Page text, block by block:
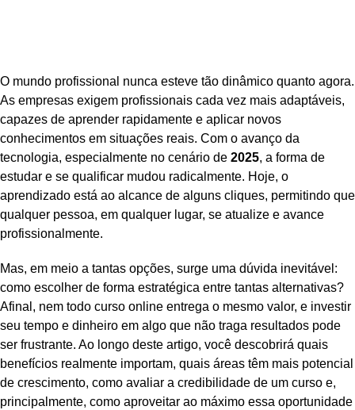
O mundo profissional nunca esteve tão dinâmico quanto agora.
As empresas exigem profissionais cada vez mais adaptáveis,
capazes de aprender rapidamente e aplicar novos
conhecimentos em situações reais. Com o avanço da
tecnologia, especialmente no cenário de 2025, a forma de
estudar e se qualificar mudou radicalmente. Hoje, o
aprendizado está ao alcance de alguns cliques, permitindo que
qualquer pessoa, em qualquer lugar, se atualize e avance
profissionalmente.
Mas, em meio a tantas opções, surge uma dúvida inevitável:
como escolher de forma estratégica entre tantas alternativas?
Afinal, nem todo curso online entrega o mesmo valor, e investir
seu tempo e dinheiro em algo que não traga resultados pode
ser frustrante. Ao longo deste artigo, você descobrirá quais
benefícios realmente importam, quais áreas têm mais potencial
de crescimento, como avaliar a credibilidade de um curso e,
principalmente, como aproveitar ao máximo essa oportunidade